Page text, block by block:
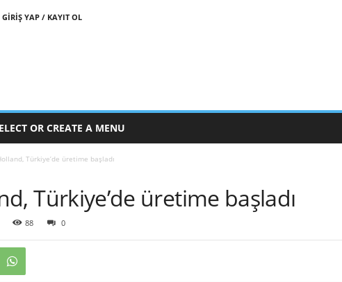
GIRIŞ YAP / KAYIT OL
OR CREATE A MENU
Türkiye’de üretime başladı
Türkiye’de üretime başladı
88 0